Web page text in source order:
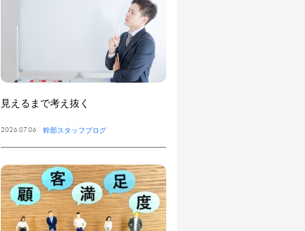
見えるまで考え抜く
2026.07.06 幹部スタッフブログ